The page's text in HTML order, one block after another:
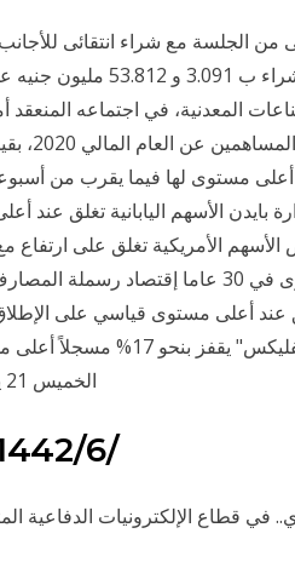
من الجلسة مع شراء انتقائى
المصريين ليسجل الاجانب و
المعدنية، في اجتماعه المنعقد أمس
أعلى مستوى لها فيما يقرب من
بايدن الأسهم اليابانية تغلق عند
الأمريكية تغلق على ارتفاع
للولايات المتحدة و”نيكي” يحقق أعلى مستوى في 30
عند أعلى مستوى قياسي على
الخميس 21 يناير 2021 12:00 صباحاً سهم
الخميس 21 يناير 2021 12:00 صباحاً
3‏‏/6‏‏/1442 بعد الهجرة